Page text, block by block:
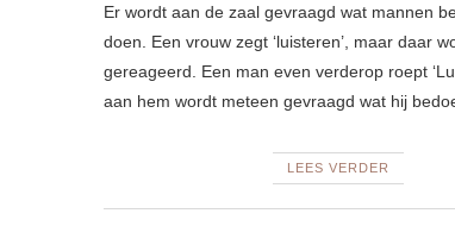
Er wordt aan de zaal gevraagd wat mannen
doen. Een vrouw zegt ‘luisteren’, maar daar
gereageerd. Een man even verderop roept
aan hem wordt meteen gevraagd wat hij
LEES VERDER